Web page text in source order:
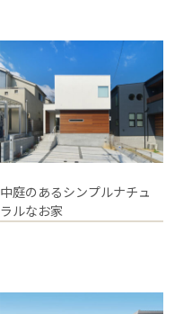
中庭のあるシンプルナチュ
ラルなお家